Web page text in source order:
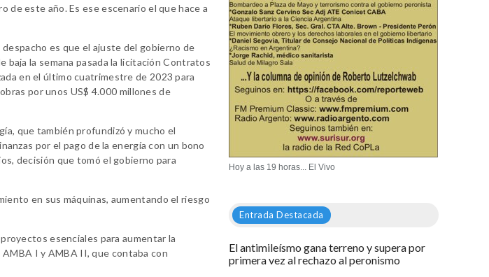
de este año. Es ese escenario el que hace a
es que el ajuste del gobierno de
baja la semana pasada la licitación Contratos
en el último cuatrimestre de 2023 para
por unos US$ 4.000 millones de
que también profundizó y mucho el
por el pago de la energía con un bono
decisión que tomó el gobierno para
en sus máquinas, aumentando el riesgo
esenciales para aumentar la
I y AMBA II, que contaba con
Hoy a las 19 horas... El Vivo
Entrada Destacada
El antimileísmo gana terreno y supera por
primera vez al rechazo al peronismo